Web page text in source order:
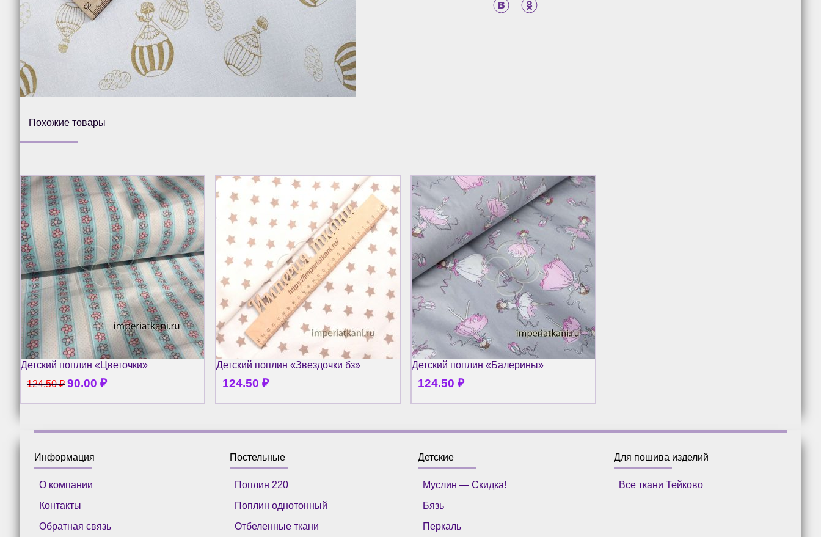
Похожие товары
Детский поплин «Цветочки»
124.50₽ 90.00 ₽
Детский поплин «Звездочки бз»
124.50 ₽
Детский поплин «Балерины»
124.50 ₽
Информация
О компании
Контакты
Обратная связь
Постельные
Поплин 220
Поплин однотонный
Отбеленные ткани
Детские
Муслин — Скидка!
Бязь
Перкаль
Для пошива изделий
Все ткани Тейково